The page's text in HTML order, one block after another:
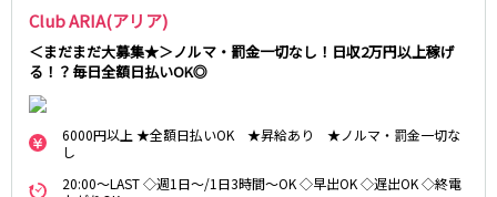
Club ARIA(アリア)
＜まだまだ大募集★＞ノルマ・罰金一切なし！日収2万円以上稼げ
る！？毎日全額日払いOK◎
6000円以上 ★全額日払いOK ★昇給あり ★ノルマ・罰金一切な
し
20:00～LAST ◇週1日～/1日3時間～OK ◇早出OK ◇遅出OK ◇終電
東久留米駅
清瀬駅
桜台駅
飯能駅
西所沢駅
吾野駅
JR横浜線